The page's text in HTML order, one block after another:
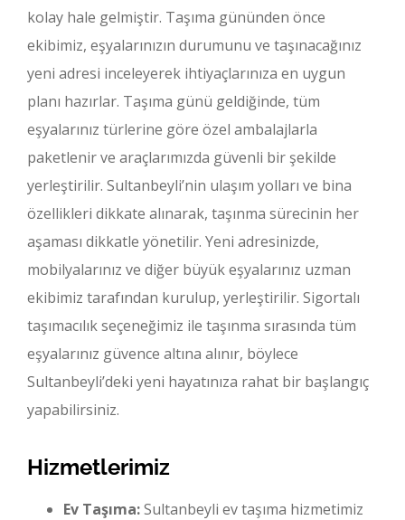
kolay hale gelmiştir. Taşıma gününden önce
ekibimiz, eşyalarınızın durumunu ve taşınacağınız
yeni adresi inceleyerek ihtiyaçlarınıza en uygun
planı hazırlar. Taşıma günü geldiğinde, tüm
eşyalarınız türlerine göre özel ambalajlarla
paketlenir ve araçlarımızda güvenli bir şekilde
yerleştirilir. Sultanbeyli’nin ulaşım yolları ve bina
özellikleri dikkate alınarak, taşınma sürecinin her
aşaması dikkatle yönetilir. Yeni adresinizde,
mobilyalarınız ve diğer büyük eşyalarınız uzman
ekibimiz tarafından kurulup, yerleştirilir. Sigortalı
taşımacılık seçeneğimiz ile taşınma sırasında tüm
eşyalarınız güvence altına alınır, böylece
Sultanbeyli’deki yeni hayatınıza rahat bir başlangıç
yapabilirsiniz.
Hizmetlerimiz
Ev Taşıma:Sultanbeyli ev taşıma hizmetimiz